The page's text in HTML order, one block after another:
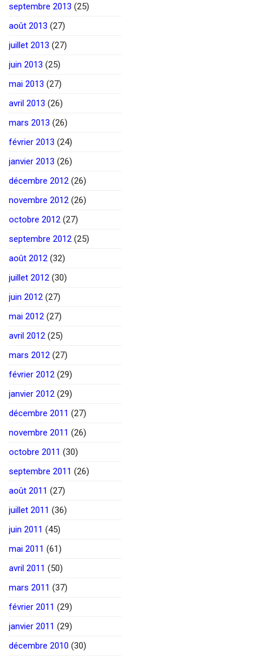
septembre 2013 (25)
août 2013 (27)
juillet 2013 (27)
juin 2013 (25)
mai 2013 (27)
avril 2013 (26)
mars 2013 (26)
février 2013 (24)
janvier 2013 (26)
décembre 2012 (26)
novembre 2012 (26)
octobre 2012 (27)
septembre 2012 (25)
août 2012 (32)
juillet 2012 (30)
juin 2012 (27)
mai 2012 (27)
avril 2012 (25)
mars 2012 (27)
février 2012 (29)
janvier 2012 (29)
décembre 2011 (27)
novembre 2011 (26)
octobre 2011 (30)
septembre 2011 (26)
août 2011 (27)
juillet 2011 (36)
juin 2011 (45)
mai 2011 (61)
avril 2011 (50)
mars 2011 (37)
février 2011 (29)
janvier 2011 (29)
décembre 2010 (30)